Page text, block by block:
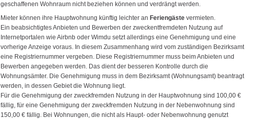
geschaffenen Wohnraum nicht beziehen können und verdrängt werden.
Mieter können ihre Hauptwohnung künftig leichter anFeriengäste vermieten.
Ein beabsichtigtes Anbieten und Bewerben der zweckentfremdeten Nutzung auf
Internetportalen wie Airbnb oder Wimdu setzt allerdings eine Genehmigung und eine
vorherige Anzeige voraus. In diesem Zusammenhang wird vom zuständigen Bezirksamt
eine Registriernummer vergeben. Diese Registriernummer muss beim Anbieten und
Bewerben angegeben werden. Das dient der besseren Kontrolle durch die
Wohnungsämter. Die Genehmigung muss in dem Bezirksamt (Wohnungsamt) beantragt
werden, in dessen Gebiet die Wohnung liegt.
Für die Genehmigung der zweckfremden Nutzung in der Hauptwohnung sind 100,00 €
fällig, für eine Genehmigung der zweckfremden Nutzung in der Nebenwohnung sind
150,00 € fällig. Bei Wohnungen, die nicht als Haupt- oder Nebenwohnung genutzt